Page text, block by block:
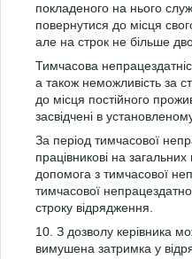
покладеного на нього
повернутися до місця
але на строк не більше
Тимчасова
а також неможливість за
до місця постійного
засвідчені в
За період тимчасової
працівникові на
допомога з тимчасової
тимчасової
строку відрядження.
10. З дозволу керівника
вимушена затримка у